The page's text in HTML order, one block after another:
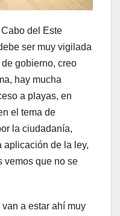
del Este
ser muy vigilada
gobierno, creo
hay mucha
a playas, en
el tema de
la ciudadanía,
aplicación de la ley,
vemos que no se
a estar ahí muy